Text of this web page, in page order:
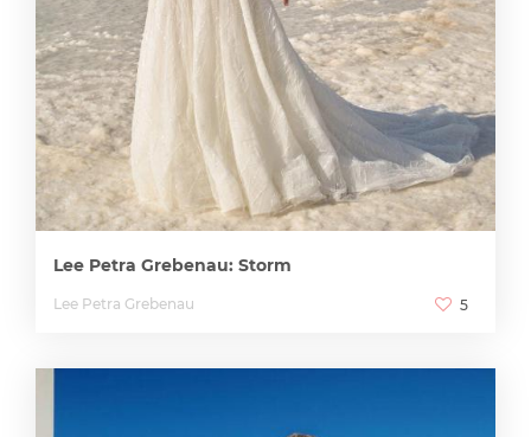
Lee Petra Grebenau: Storm
Lee Petra Grebenau 5